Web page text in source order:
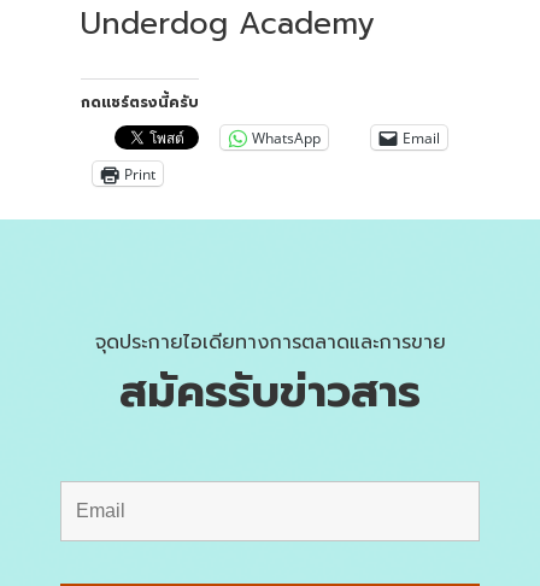
Underdog Academy
กดแชร์ตรงนี้ครับ
WhatsApp
Email
Print
จุดประกายไอเดียทางการตลาดและการขาย
สมัครรับข่าวสาร